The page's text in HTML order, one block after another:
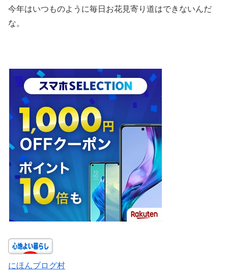
今年はいつものように毎日お花見寄り道はできないんだ
な。
にほんブログ村